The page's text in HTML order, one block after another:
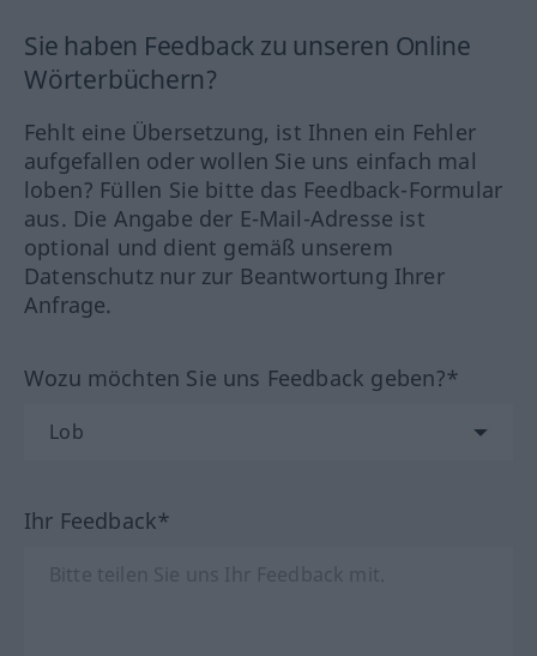
Sie haben Feedback zu unseren Online
Wörterbüchern?
Fehlt eine Übersetzung, ist Ihnen ein Fehler
aufgefallen oder wollen Sie uns einfach mal
loben? Füllen Sie bitte das Feedback-Formular
aus. Die Angabe der E-Mail-Adresse ist
optional und dient gemäß unserem
Datenschutz nur zur Beantwortung Ihrer
Anfrage.
Wozu möchten Sie uns Feedback geben?*
Ihr Feedback*